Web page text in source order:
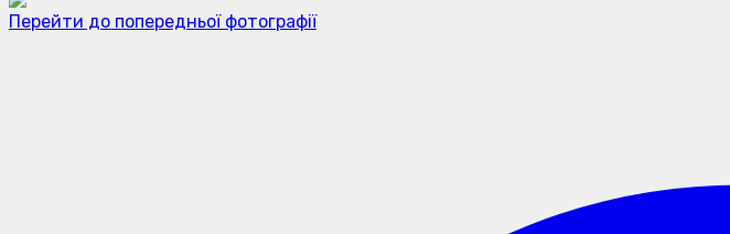
Перейти до попередньої фотографії